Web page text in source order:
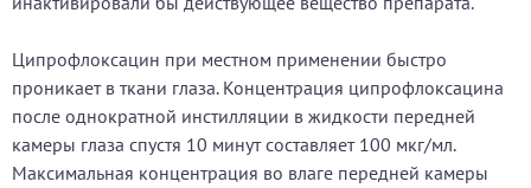
Ципрофлоксацин при местном применении быстро
проникает в ткани глаза. Концентрация ципрофлоксацина
после однократной инстилляции в жидкости передней
камеры глаза спустя 10 минут составляет 100 мкг/мл.
Максимальная концентрация во влаге передней камеры